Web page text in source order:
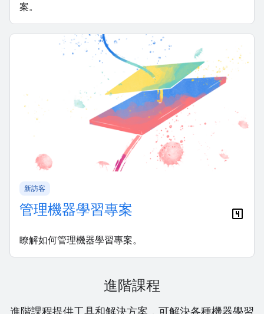
案。
新訪客
管理機器學習專案
瞭解如何管理機器學習專案。
進階課程
進階課程提供工具和解決方案，可解決各種機器學習